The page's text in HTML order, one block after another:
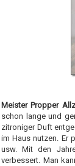
Meister Propper
schon lange und
zitroniger Duft
im Haus nutzen. Er
usw. Mit den
verbessert. Man